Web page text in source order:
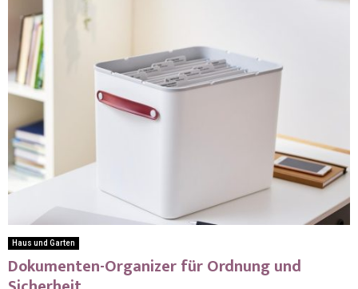
Haus und Garten
Dokumenten-Organizer für Ordnung und